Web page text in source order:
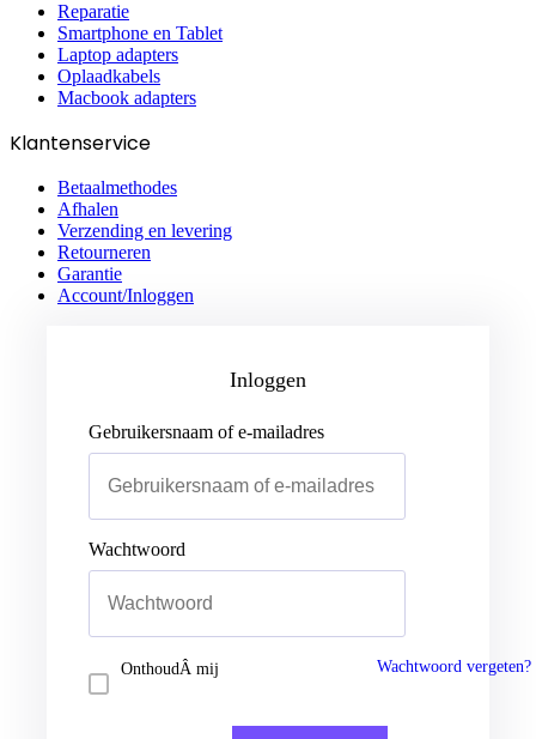
Reparatie
Smartphone en Tablet
Laptop adapters
Oplaadkabels
Macbook adapters
Klantenservice
Betaalmethodes
Afhalen
Verzending en levering
Retourneren
Garantie
Account/Inloggen
Gebruikersnaam of e-mailadres
Wachtwoord